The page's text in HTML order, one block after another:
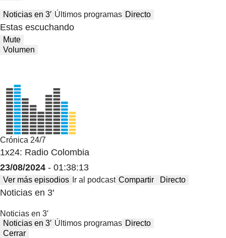
Noticias en 3′ Últimos programas Directo
Estas escuchando
Mute
Volumen
Crónica 24/7
1x24: Radio Colombia
23/08/2024 - 01:38:13
Ver más episodios Ir al podcast Compartir Directo
Noticias en 3′
Noticias en 3′
Noticias en 3′ Últimos programas Directo
Cerrar